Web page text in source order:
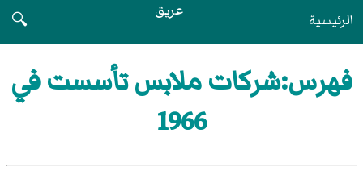
الرئيسية عريق
🔍
فهرس:شركات ملابس تأسست في
1966